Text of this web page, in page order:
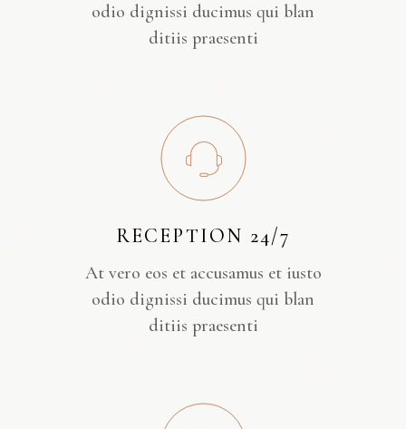
odio dignissi ducimus qui blan
ditiis praesenti
RECEPTION 24/7
At vero eos et accusamus et iusto
odio dignissi ducimus qui blan
ditiis praesenti